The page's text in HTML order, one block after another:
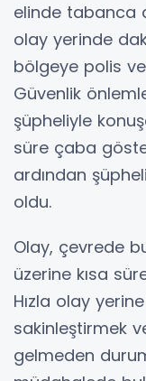
elinde tabanca
olay yerinde
bölgeye polis
Güvenlik
şüpheliyle
süre çaba
ardından
oldu.
Olay, çevrede
üzerine kısa
Hızla olay
sakinleştirmek
gelmeden